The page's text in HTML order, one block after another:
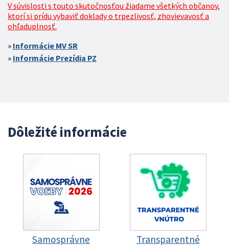
V súvislosti s touto skutočnosťou žiadame všetkých občanov,
ktorí si prídu vybaviť doklady o trpezlivosť, zhovievavosť a
ohľaduplnosť.
Informácie MV SR
Informácie Prezídia PZ
Dôležité informácie
Samosprávne
Transparentné